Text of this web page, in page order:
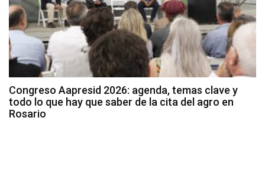
Congreso Aapresid 2026: agenda, temas clave y
todo lo que hay que saber de la cita del agro en
Rosario